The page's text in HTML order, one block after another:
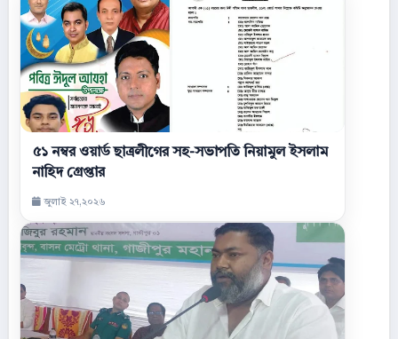
৫১ নম্বর ওয়ার্ড ছাত্রলীগের সহ-সভাপতি নিয়ামুল ইসলাম
নাহিদ গ্রেপ্তার
জুলাই ২৭,২০২৬